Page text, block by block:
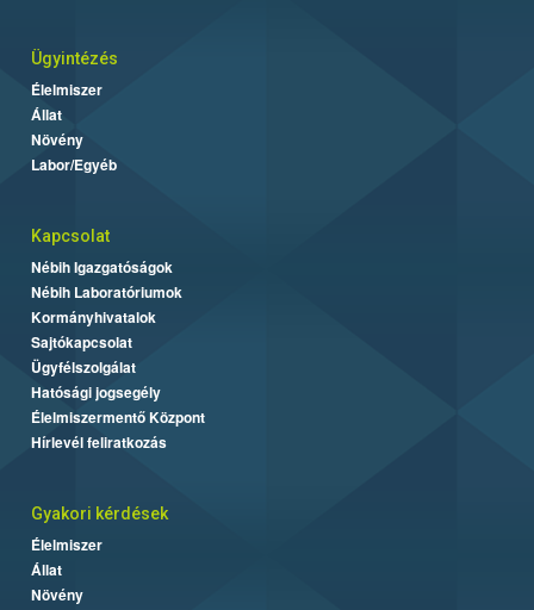
Ügyintézés
Élelmiszer
Állat
Növény
Labor/Egyéb
Kapcsolat
Nébih Igazgatóságok
Nébih Laboratóriumok
Kormányhivatalok
Sajtókapcsolat
Ügyfélszolgálat
Hatósági jogsegély
Élelmiszermentő Központ
Hírlevél feliratkozás
Gyakori kérdések
Élelmiszer
Állat
Növény